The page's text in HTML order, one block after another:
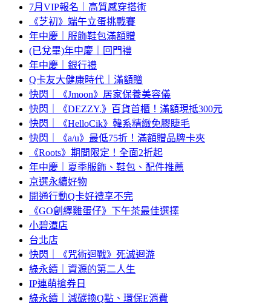
7月VIP報名｜高質感穿搭術
《芝初》端午立蛋挑戰賽
年中慶｜服飾鞋包滿額贈
(已兌畢)年中慶｜回門禮
年中慶｜銀行禮
Q卡友大健康時代｜滿額贈
快閃｜《Jmoon》居家保養美容儀
快閃｜《DEZZY.》百貨首櫃！滿額現抵300元
快閃｜《HelloCik》韓系精緻免膠睫毛
快閃｜《a/u》最低75折！滿額贈品牌卡夾
《Roots》期間限定！全面2折起
年中慶｜夏季服飾、鞋包、配件推薦
京選永續好物
開通行動Q卡好禮享不完
《GO創繹雞蛋仔》下午茶最佳選擇
小碧潭店
台北店
快閃｜《咒術迴戰》死滅迴游
綠永續｜資源的第二人生
IP連萌搶券日
綠永續｜減碳換Q點、環保E消費